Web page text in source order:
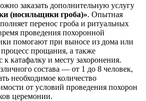
заказать дополнительную услугу
(носильщики гроба)». Опытная
перенос гроба и ритуальных
проведения похоронной
помогают при выносе из дома или
прощания, а также
к катафалку и месту захоронения.
состава — от 1 до 8 человек,
необходимое количество
от условий проведения похорон
церемонии.